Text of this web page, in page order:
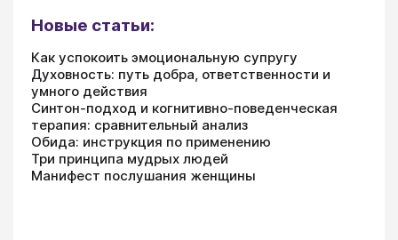
Новые статьи:
Как успокоить эмоциональную супругу
Духовность: путь добра, ответственности и
умного действия
Синтон-подход и когнитивно-поведенческая
терапия: сравнительный анализ
Обида: инструкция по применению
Три принципа мудрых людей
Манифест послушания женщины